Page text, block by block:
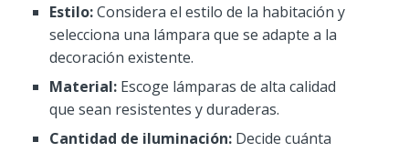
Estilo:Considera el estilo de la habitación y
selecciona una lámpara que se adapte a la
decoración existente.
Material:Escoge lámparas de alta calidad
que sean resistentes y duraderas.
Cantidad de iluminación:Decide cuánta